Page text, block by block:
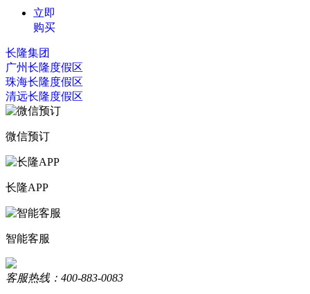
立即
购买
长隆集团
广州长隆度假区
珠海长隆度假区
清远长隆度假区
微信预订
长隆APP
智能客服
客服热线：400-883-0083